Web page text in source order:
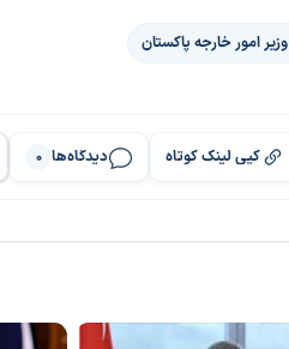
وزیر امور خارجه پاکستان
کپی لینک کوتاه دیدگاه‌ها 0